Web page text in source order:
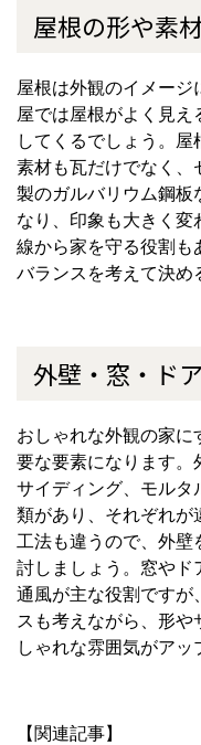
屋根の形や素
屋根は外観のイメー
屋では屋根がよく見
してくるでしょう。屋
素材も瓦だけでなく、
製のガルバリウム鋼板
なり、印象も大きく
線から家を守る役割も
バランスを考えて決め
外壁・窓・ド
おしゃれな外観の家
要な要素になります。
サイディング、モルタ
類があり、それぞれが
工法も違うので、外壁
討しましょう。窓やド
通風が主な役割ですが
スも考えながら、形や
しゃれな雰囲気がアッ
【関連記事】